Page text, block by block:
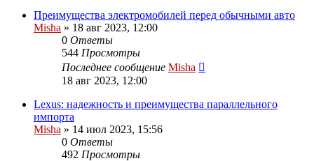
Преимущества электромобилей перед обычными авто
Misha » 18 авг 2023, 12:00
0 Ответы
544 Просмотры
Последнее сообщение Misha
18 авг 2023, 12:00
Lexus: надежность и преимущества параллельного
импорта
Misha » 14 июл 2023, 15:56
0 Ответы
492 Просмотры